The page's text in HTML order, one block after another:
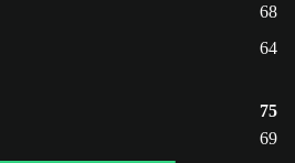
68
64
75
69